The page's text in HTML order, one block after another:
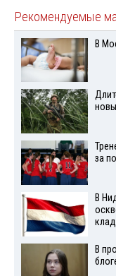
Рекомендуемые
В
за
В
В